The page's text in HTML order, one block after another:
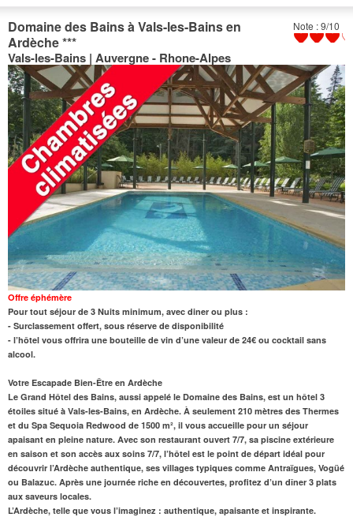
Note : 9/10
Domaine des Bains à Vals-les-Bains en
Ardèche***
Vals-les-Bains | Auvergne - Rhone-Alpes
Offre éphémère
Pour tout séjour de 3 Nuits minimum, avec diner ou plus :
- Surclassement offert, sous réserve de disponibilité
- l’hôtel vous offrira une bouteille de vin d’une valeur de 24€ ou cocktail sans
alcool.
Votre Escapade Bien-Être en Ardèche
Le Grand Hôtel des Bains, aussi appelé le Domaine des Bains, est un hôtel 3
étoiles situé à Vals-les-Bains, en Ardèche. À seulement 210 mètres des Thermes
et du Spa Sequoia Redwood de 1500 m², il vous accueille pour un séjour
apaisant en pleine nature. Avec son restaurant ouvert 7/7, sa piscine extérieure
en saison et son accès aux soins 7/7, l’hôtel est le point de départ idéal pour
découvrir l’Ardèche authentique, ses villages typiques comme Antraïgues, Vogüé
ou Balazuc. Après une journée riche en découvertes, profitez d’un dîner 3 plats
aux saveurs locales.
L’Ardèche, telle que vous l’imaginez : authentique, apaisante et inspirante.